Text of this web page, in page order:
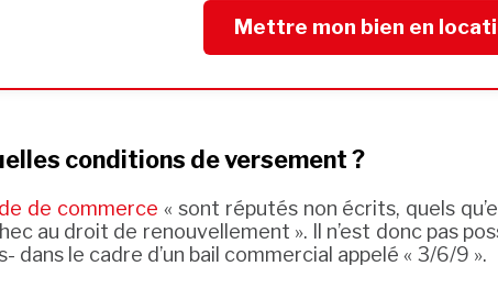
Mettre mon bien en
conditions de versement ?
de commerce « sont réputés non écrits, quels
au droit de renouvellement ». Il n’est donc pas
dans le cadre d’un bail commercial appelé « 3/6/9 ».